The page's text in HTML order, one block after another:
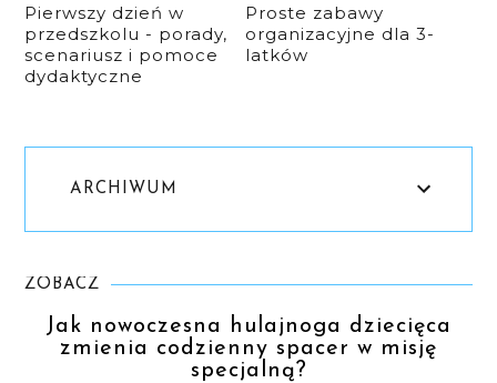
Pierwszy dzień w
przedszkolu - porady,
scenariusz i pomoce
dydaktyczne
Proste zabawy
organizacyjne dla 3-
latków
ARCHIWUM
ZOBACZ
Jak nowoczesna hulajnoga dziecięca
zmienia codzienny spacer w misję
specjalną?